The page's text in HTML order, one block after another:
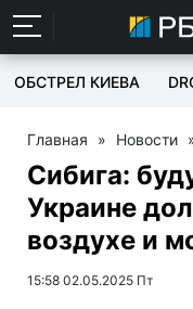
ОБСТРЕЛ КИЕВА
Главная » Новости
Сибига:
Украине
воздухе и
15:58 02.05.2025 Пт